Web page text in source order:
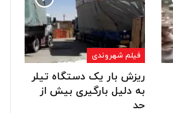
فیلم شهروندی
ریزش بار یک دستگاه تیلر
به دلیل بارگیری بیش از
حد